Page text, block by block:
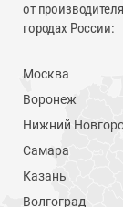
от
городах России:
Москва
Воронеж
Нижний
Самара
Казань
Волгоград